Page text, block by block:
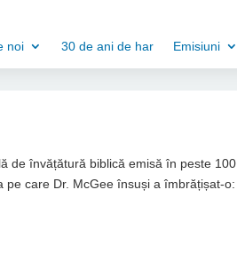
noi 30 de ani de har Emisiuni
de învățătură biblică emisă în peste
care Dr. McGee însuși a îmbrățișat-o: